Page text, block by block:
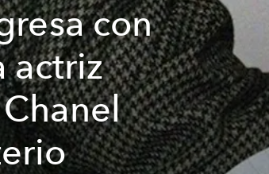
con
actriz